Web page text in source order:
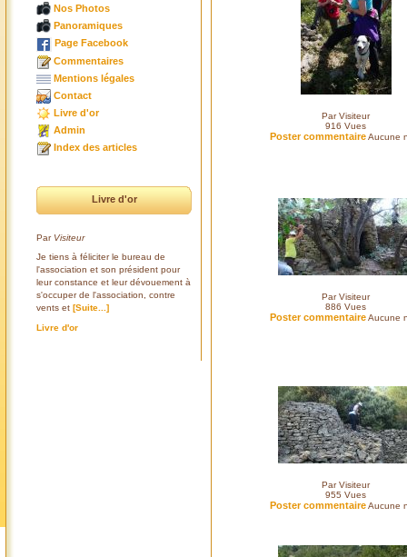
Nos Photos
Panoramiques
Page Facebook
Commentaires
Mentions légales
Contact
Livre d'or
Admin
Index des articles
Livre d'or
Par Visiteur
Je tiens à féliciter le bureau de
l'association et son président pour
leur constance et leur dévouement à
s'occuper de l'association, contre
vents et [Suite...]
Livre d'or
Par Visiteur
916 Vues
Poster commentaireAucune
Par Visiteur
886 Vues
Poster commentaireAucune
Par Visiteur
955 Vues
Poster commentaireAucune